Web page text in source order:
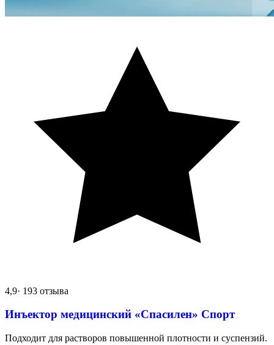
4,9· 193 отзыва
Инъектор медицинский «Спасилен» Спорт
Подходит для растворов повышенной плотности и суспензий.